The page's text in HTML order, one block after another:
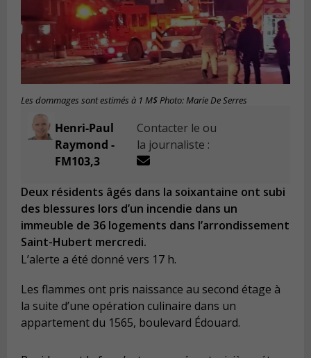
Les dommages sont estimés à 1 M$ Photo: Marie De Serres
Henri-Paul
Raymond -
FM103,3
Contacter le ou
la journaliste :
Deux résidents âgés dans la soixantaine ont subi
des blessures lors d’un incendie dans un
immeuble de 36 logements dans l’arrondissement
Saint-Hubert mercredi.
L’alerte a été donné vers 17 h.
Les flammes ont pris naissance au second étage à
la suite d’une opération culinaire dans un
appartement du 1565, boulevard Édouard.